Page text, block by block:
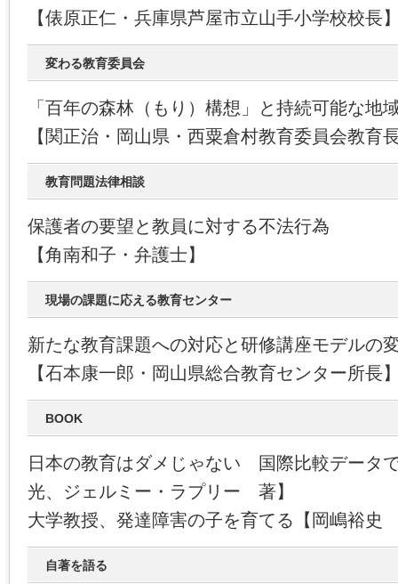
【俵原正仁・兵庫県芦屋市立山手小学校校長
変わる教育委員会
「百年の森林（もり）構想」と持続可能な地
【関正治・岡山県・西粟倉村教育委員会教育
教育問題法律相談
保護者の要望と教員に対する不法行為
【角南和子・弁護士】
現場の課題に応える教育センター
新たな教育課題への対応と研修講座モデル
【石本康一郎・岡山県総合教育センター所長
BOOK
日本の教育はダメじゃない 国際比較データ
光、ジェルミー・ラプリー 著】
大学教授、発達障害の子を育てる【岡嶋裕
自著を語る